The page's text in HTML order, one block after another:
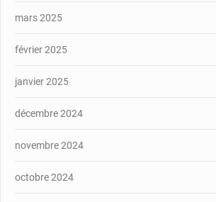
mars 2025
février 2025
janvier 2025
décembre 2024
novembre 2024
octobre 2024